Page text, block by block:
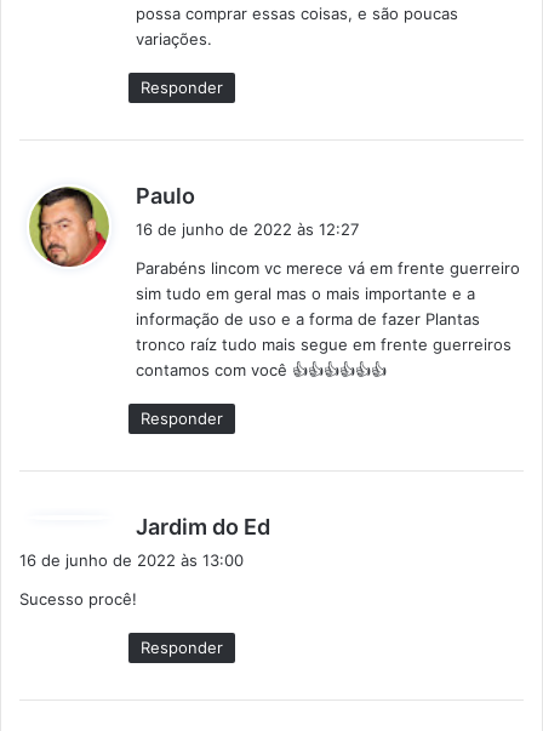
possa comprar essas coisas, e são poucas
variações.
Responder
Paulo
s
e
:
16 de junho de 2022 às 12:27
Parabéns lincom vc merece vá em frente guerreiro
sim tudo em geral mas o mais importante e a
informação de uso e a forma de fazer Plantas
tronco raíz tudo mais segue em frente guerreiros
contamos com você 👍👍👍👍👍👍
Responder
Jardim do Ed
16 de junho de 2022 às 13:00
Sucesso procê!
Responder